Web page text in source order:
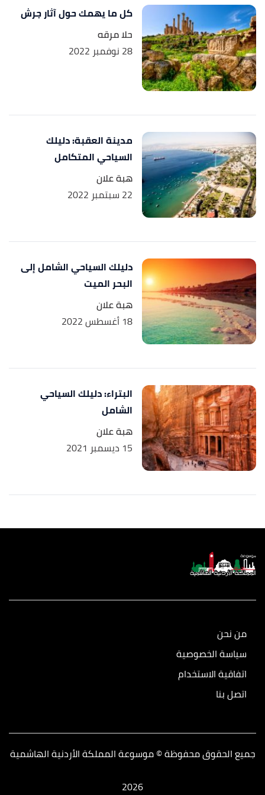
theculturetrip.com, Retrieved 6/9/2023. Edited.كل ما يهمك حول آثار جرش
حلا مرقه
28 نوفمبر 2022
مدينة العقبة: دليلك
السياحي المتكامل
هبة علان
22 سبتمبر 2022
دليلك السياحي الشامل إلى
البحر الميت
هبة علان
18 أغسطس 2022
البتراء: دليلك السياحي
الشامل
هبة علان
15 ديسمبر 2021
من نحن
سياسة الخصوصية
اتفاقية الاستخدام
اتصل بنا
جميع الحقوق محفوظة © موسوعة المملكة الأردنية الهاشمية
2026